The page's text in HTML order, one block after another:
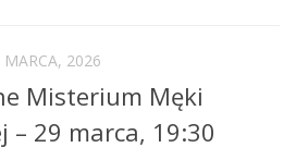
MARCA, 2026
Misterium Męki
– 29 marca, 19:30